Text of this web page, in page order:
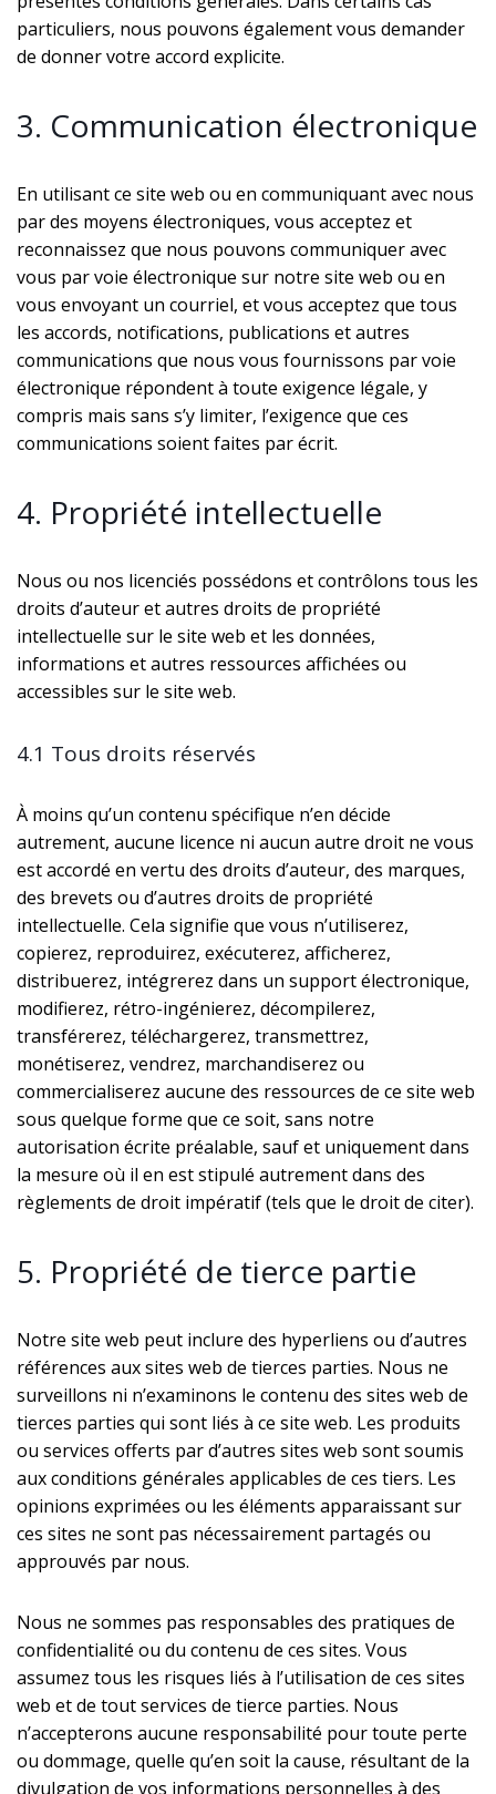
particuliers, nous pouvons également vous demander
de donner votre accord explicite.
3. Communication électronique
En utilisant ce site web ou en communiquant avec nous
par des moyens électroniques, vous acceptez et
reconnaissez que nous pouvons communiquer avec
vous par voie électronique sur notre site web ou en
vous envoyant un courriel, et vous acceptez que tous
les accords, notifications, publications et autres
communications que nous vous fournissons par voie
électronique répondent à toute exigence légale, y
compris mais sans s’y limiter, l’exigence que ces
communications soient faites par écrit.
4. Propriété intellectuelle
Nous ou nos licenciés possédons et contrôlons tous les
droits d’auteur et autres droits de propriété
intellectuelle sur le site web et les données,
informations et autres ressources affichées ou
accessibles sur le site web.
4.1 Tous droits réservés
À moins qu’un contenu spécifique n’en décide
autrement, aucune licence ni aucun autre droit ne vous
est accordé en vertu des droits d’auteur, des marques,
des brevets ou d’autres droits de propriété
intellectuelle. Cela signifie que vous n’utiliserez,
copierez, reproduirez, exécuterez, afficherez,
distribuerez, intégrerez dans un support électronique,
modifierez, rétro-ingénierez, décompilerez,
transférerez, téléchargerez, transmettrez,
monétiserez, vendrez, marchandiserez ou
commercialiserez aucune des ressources de ce site web
sous quelque forme que ce soit, sans notre
autorisation écrite préalable, sauf et uniquement dans
la mesure où il en est stipulé autrement dans des
règlements de droit impératif (tels que le droit de citer).
5. Propriété de tierce partie
Notre site web peut inclure des hyperliens ou d’autres
références aux sites web de tierces parties. Nous ne
surveillons ni n’examinons le contenu des sites web de
tierces parties qui sont liés à ce site web. Les produits
ou services offerts par d’autres sites web sont soumis
aux conditions générales applicables de ces tiers. Les
opinions exprimées ou les éléments apparaissant sur
ces sites ne sont pas nécessairement partagés ou
approuvés par nous.
Nous ne sommes pas responsables des pratiques de
confidentialité ou du contenu de ces sites. Vous
assumez tous les risques liés à l’utilisation de ces sites
web et de tout services de tierce parties. Nous
n’accepterons aucune responsabilité pour toute perte
ou dommage, quelle qu’en soit la cause, résultant de la
divulgation de vos informations personnelles à des